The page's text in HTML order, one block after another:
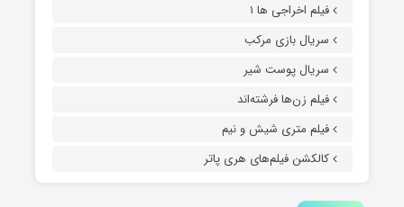
فیلم اخراجی ها ۱
سریال بازی مرکب
سریال پوست شیر
فیلم زن‌ها فرشته‌اند
فیلم متری شیش و نیم
کالکشن فیلم‌های هری پاتر